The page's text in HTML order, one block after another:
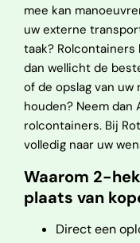
mee kan
uw externe
taak?
dan wellicht de
of de opslag van
houden? Neem
rolcontainers. Bij
volledig naar uw
Waarom 2-
plaats van
Direct een